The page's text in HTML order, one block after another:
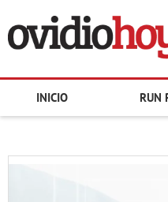
INICIO RUN